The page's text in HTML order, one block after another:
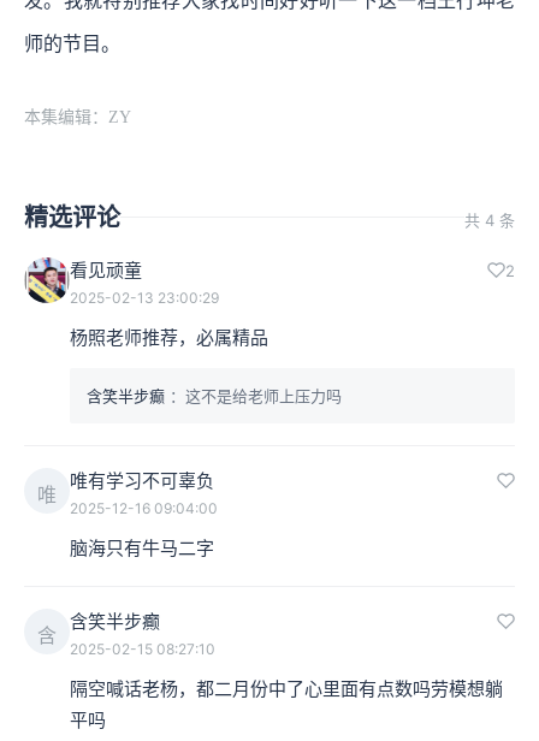
师的节目。
本集编辑：ZY
精选评论 共 4 条
看见顽童 2
2025-02-13 23:00:29
杨照老师推荐，必属精品
含笑半步癫 ：这不是给老师上压力吗
唯
唯有学习不可辜负
2025-12-16 09:04:00
脑海只有牛马二字
含
含笑半步癫
2025-02-15 08:27:10
隔空喊话老杨，都二月份中了心里面有点数吗劳模想躺
平吗